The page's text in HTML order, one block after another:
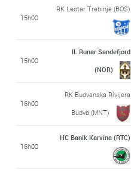
15h00
RK Leotar Trebinje (BOS)
15h00
IL Runar Sandefjord
(NOR)
16h00
RK Budvanska Rivijera
Budva (MNT)
16h00
HC Banik Karvina (RTC)